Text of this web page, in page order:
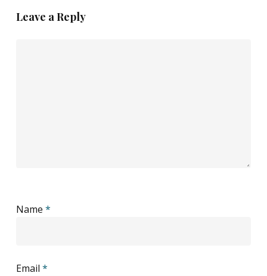
Leave a Reply
Name *
Email *